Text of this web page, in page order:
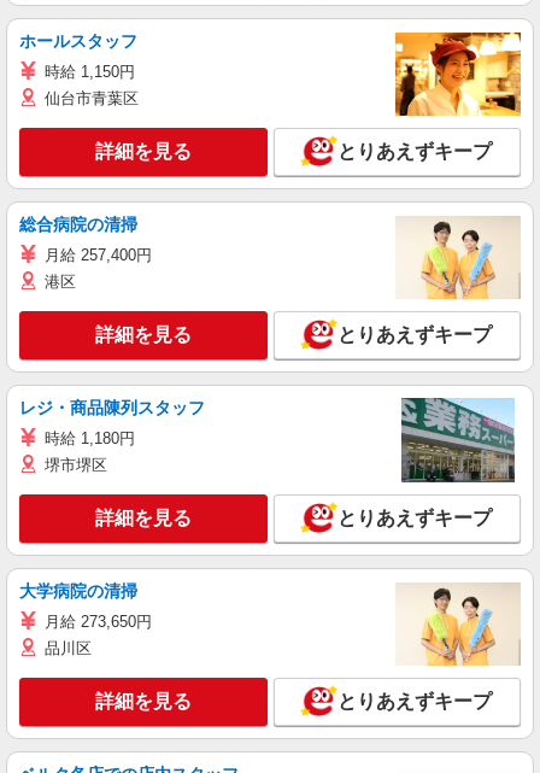
ホールスタッフ
時給 1,150円
仙台市青葉区
詳細を見る とりあえずキープ
総合病院の清掃
月給 257,400円
港区
詳細を見る とりあえずキープ
レジ・商品陳列スタッフ
時給 1,180円
堺市堺区
詳細を見る とりあえずキープ
大学病院の清掃
月給 273,650円
品川区
詳細を見る とりあえずキープ